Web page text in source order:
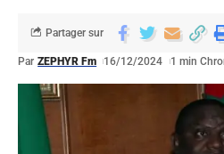
Par ZEPHYR Fm 16/12/2024 1 min
Partager sur